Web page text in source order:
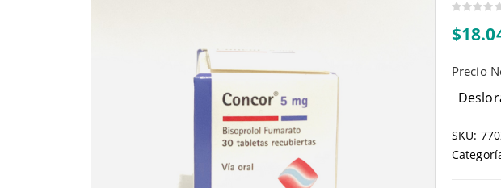
out
of
$
Precio
SKU: